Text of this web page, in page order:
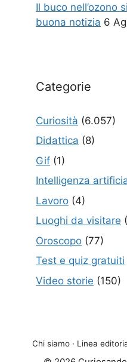
Il buco nell’ozono
buona notizia 6
Categorie
Curiosità (6.057)
Didattica (8)
Gif (1)
Intelligenza
Lavoro (4)
Luoghi da visitare
Oroscopo (77)
Test e quiz gratuiti
Video storie (150)
Chi siamo · Linea